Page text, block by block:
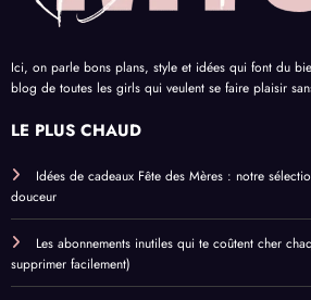
Ici, on parle bons plans, style et idées qui font du
blog de toutes les girls qui veulent se faire plaisir
LE PLUS CHAUD
Idées de cadeaux Fête des Mères : notre
douceur
Les abonnements inutiles qui te coûtent cher
supprimer facilement)